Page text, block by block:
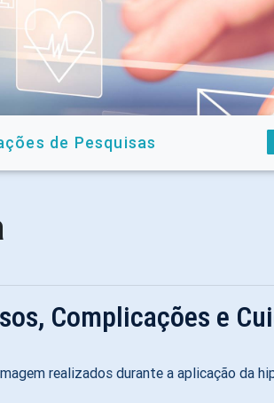
de Pesquisas
Complicações e
realizados durante a aplicação da